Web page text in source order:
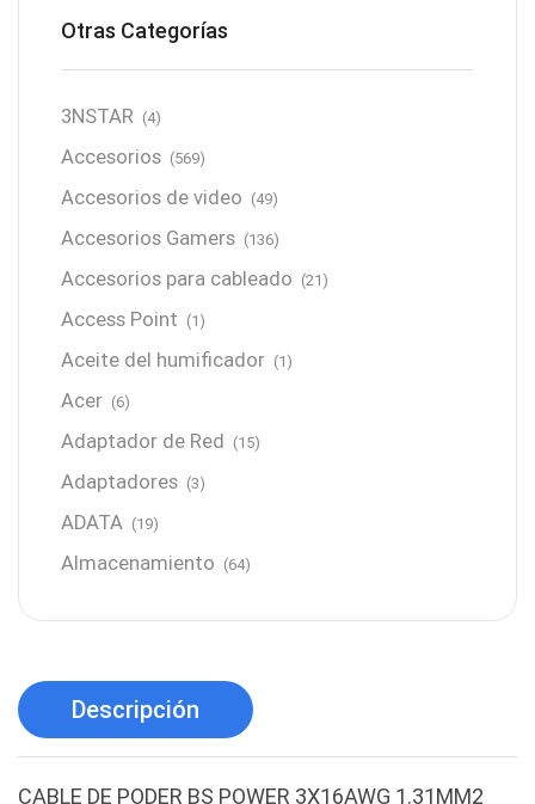
Otras Categorías
3NSTAR (4)
Accesorios (569)
Accesorios de video (49)
Accesorios Gamers (136)
Accesorios para cableado (21)
Access Point (1)
Aceite del humificador (1)
Acer (6)
Adaptador de Red (15)
Adaptadores (3)
ADATA (19)
Almacenamiento (64)
Antivirus (1)
Aro de luz
Descripción
CABLE DE PODER BS POWER 3X16AWG 1.31MM2